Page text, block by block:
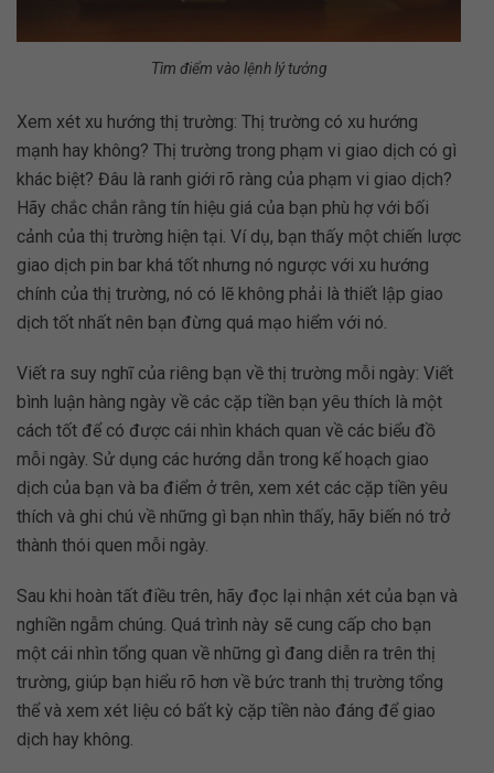
Tìm điểm vào lệnh lý tưởng
Xem xét xu hướng thị trường: Thị trường có xu hướng
mạnh hay không? Thị trường trong phạm vi giao dịch có gì
khác biệt? Đâu là ranh giới rõ ràng của phạm vi giao dịch?
Hãy chắc chắn rằng tín hiệu giá của bạn phù hợ với bối
cảnh của thị trường hiện tại. Ví dụ, bạn thấy một chiến lược
giao dịch pin bar khá tốt nhưng nó ngược với xu hướng
chính của thị trường, nó có lẽ không phải là thiết lập giao
dịch tốt nhất nên bạn đừng quá mạo hiểm với nó.
Viết ra suy nghĩ của riêng bạn về thị trường mỗi ngày: Viết
bình luận hàng ngày về các cặp tiền bạn yêu thích là một
cách tốt để có được cái nhìn khách quan về các biểu đồ
mỗi ngày. Sử dụng các hướng dẫn trong kế hoạch giao
dịch của bạn và ba điểm ở trên, xem xét các cặp tiền yêu
thích và ghi chú về những gì bạn nhìn thấy, hãy biến nó trở
thành thói quen mỗi ngày.
Sau khi hoàn tất điều trên, hãy đọc lại nhận xét của bạn và
nghiền ngẫm chúng. Quá trình này sẽ cung cấp cho bạn
một cái nhìn tổng quan về những gì đang diễn ra trên thị
trường, giúp bạn hiểu rõ hơn về bức tranh thị trường tổng
thể và xem xét liệu có bất kỳ cặp tiền nào đáng để giao
dịch hay không.